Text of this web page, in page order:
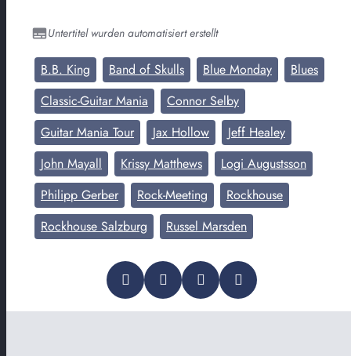
Untertitel wurden automatisiert erstellt
B.B. King Band of Skulls Blue Monday
Blues
Classic-Guitar Mania
Connor Selby
Guitar Mania Tour
Jax Hollow
Jeff Healey
John Mayall
Krissy Matthews
Logi Augustsson
Philipp Gerber
Rock-Meeting
Rockhouse
Rockhouse Salzburg
Russel Marsden